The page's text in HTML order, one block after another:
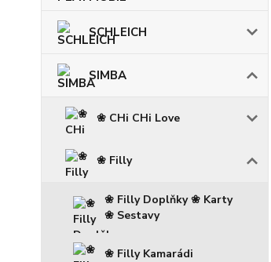
SCHLEICH
SIMBA
❀ CHi CHi Love
❀ Filly
❀ Filly Doplňky ❀ Karty
❀ Sestavy
❀ Filly Kamarádi